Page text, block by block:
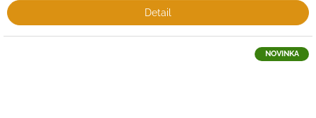
Detail
NOVINKA